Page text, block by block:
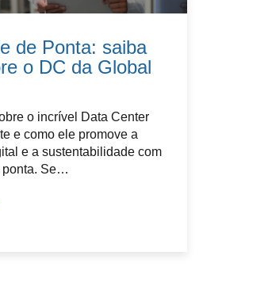
de Ponta: saiba
o DC da Global
o incrível Data Center
e como ele promove a
e a sustentabilidade com
ponta. Se…